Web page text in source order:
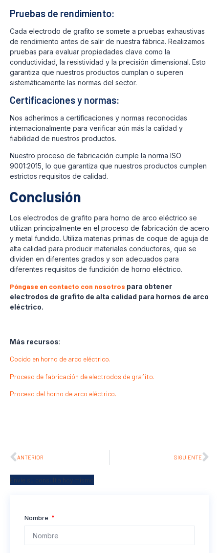
Pruebas de rendimiento:
Cada electrodo de grafito se somete a pruebas exhaustivas
de rendimiento antes de salir de nuestra fábrica. Realizamos
pruebas para evaluar propiedades clave como la
conductividad, la resistividad y la precisión dimensional. Esto
garantiza que nuestros productos cumplan o superen
sistemáticamente las normas del sector.
Certificaciones y normas:
Nos adherimos a certificaciones y normas reconocidas
internacionalmente para verificar aún más la calidad y
fiabilidad de nuestros productos.
Nuestro proceso de fabricación cumple la norma ISO
9001:2015, lo que garantiza que nuestros productos cumplen
estrictos requisitos de calidad.
Conclusión
Los electrodos de grafito para horno de arco eléctrico se
utilizan principalmente en el proceso de fabricación de acero
y metal fundido. Utiliza materias primas de coque de aguja de
alta calidad para producir materiales conductores, que se
dividen en diferentes grados y son adecuados para
diferentes requisitos de fundición de horno eléctrico.
Póngase en contacto con nosotros para obtener
electrodos de grafito de alta calidad para hornos de arco
eléctrico.
Más recursos:
Cocido en horno de arco eléctrico.
Proceso de fabricación de electrodos de grafito.
Proceso del horno de arco eléctrico.
ANTERIOR SIGUIENTE
Envíe su consulta hoy mismo
Nombre